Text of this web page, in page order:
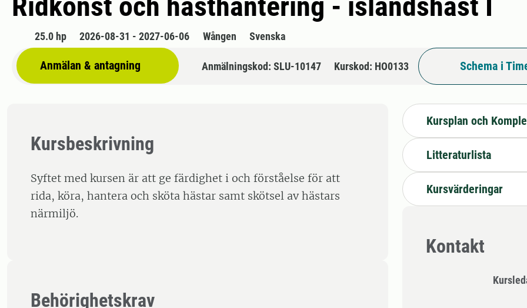
25.0 hp 2026-08-31 - 2027-06-06 Wången Svenska
Anmälan & antagning Anmälningskod: SLU-10147 Kurskod: HO0133 Schema i
Kursbeskrivning
Syftet med kursen är att ge färdighet i och förståelse för att
rida, köra, hantera och sköta hästar samt skötsel av hästars
närmiljö.
Behörighetskrav
Kursplan och
Litteraturlista
Kursvärderingar
Kontakt